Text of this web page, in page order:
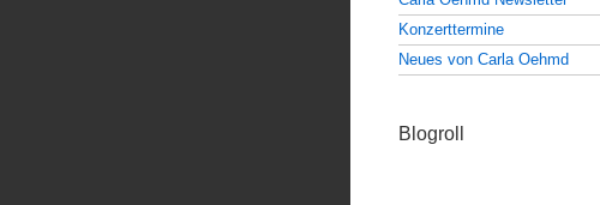
Konzerttermine
Neues von Carla Oehmd
Blogroll